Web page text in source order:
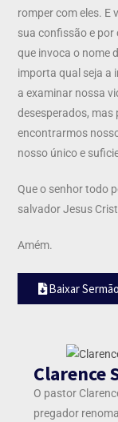
romper com eles. E
sua confissão e por
que invoca o nome
importa qual seja a
a examinar nossa
desesperados, mas
encontrarmos
nosso único e
Que o senhor todo
salvador Jesus
Amém.
Baixar Sermão
Clarence
O pastor
pregador